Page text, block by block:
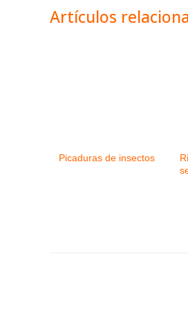
Artículos
Picaduras de insectos